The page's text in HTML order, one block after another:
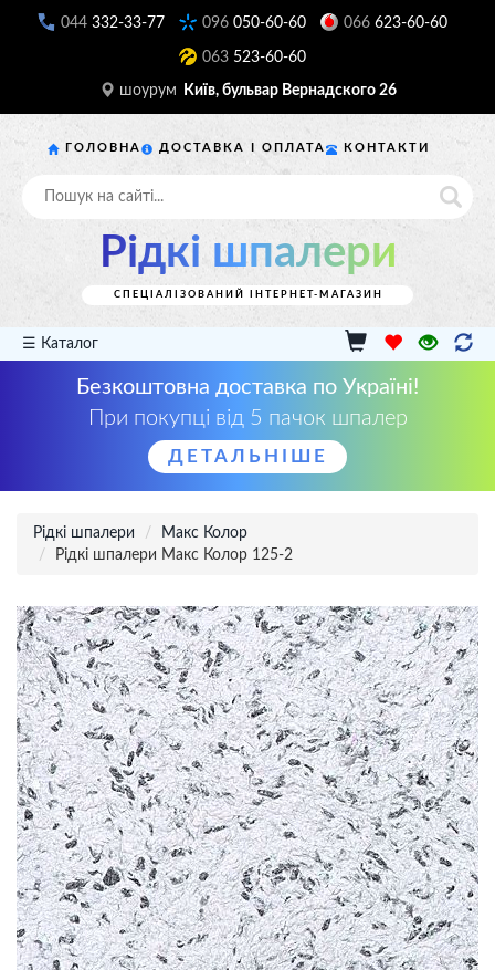
044 332-33-77 096 050-60-60 066 623-60-60
063 523-60-60
шоурум Київ, бульвар Вернадского 26
ГОЛОВНА ДОСТАВКА І ОПЛАТА КОНТАКТИ
Рідкі шпалери
СПЕЦІАЛІЗОВАНИЙ ІНТЕРНЕТ-МАГАЗИН
☰ Каталог
Безкоштовна доставка по Україні!
При покупці від 5 пачок шпалер
ДЕТАЛЬНІШЕ
Рідкі шпалери
Макс Колор
Рідкі шпалери Макс Колор 125-2